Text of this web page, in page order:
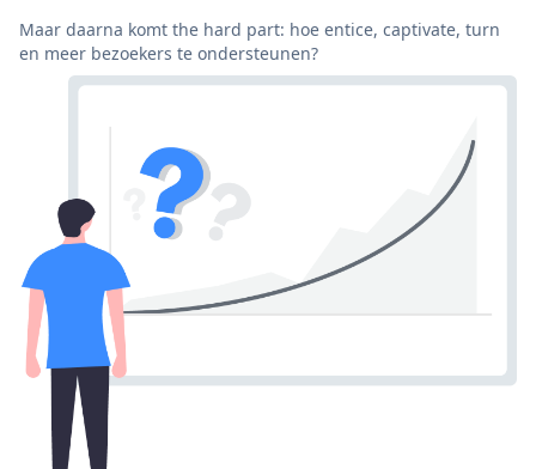
Maar daarna komt the hard part: hoe entice, captivate, turn
en meer bezoekers te ondersteunen?